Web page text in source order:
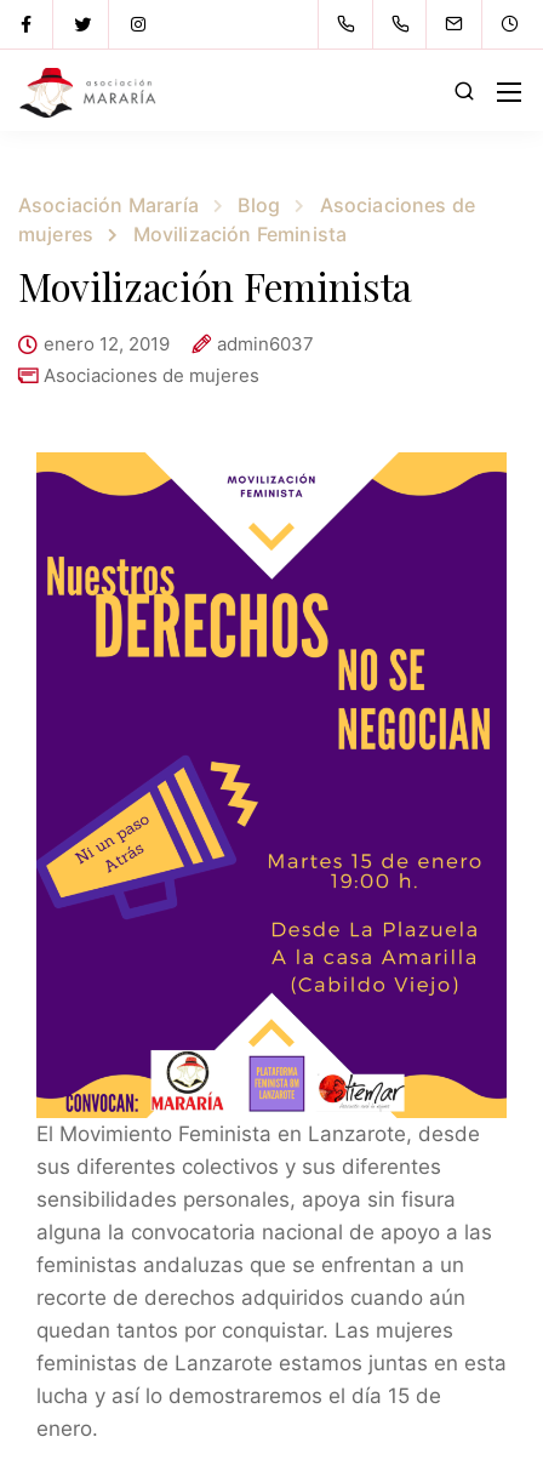
Asociación Mararía Blog
Asociaciones de
mujeres
Movilización Feminista
Movilización Feminista
enero 12, 2019
admin6037
Asociaciones de mujeres
El Movimiento Feminista en Lanzarote, desde
sus diferentes colectivos y sus diferentes
sensibilidades personales, apoya sin fisura
alguna la convocatoria nacional de apoyo a las
feministas andaluzas que se enfrentan a un
recorte de derechos adquiridos cuando aún
quedan tantos por conquistar. Las mujeres
feministas de Lanzarote estamos juntas en esta
lucha y así lo demostraremos el día 15 de
enero.